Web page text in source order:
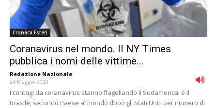
Cronaca Esteri
Coranavirus nel mondo. Il NY Times
pubblica i nomi delle vittime...
Redazione Nazionale -
24 Maggio 2020
I contagi da coranavirus stanno flagellando il Sudamerica: è il
Brasile, secondo Paese al mondo dopo gli Stati Uniti per numero di